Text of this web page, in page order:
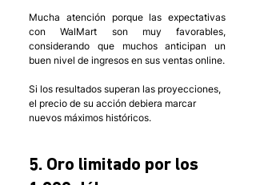
Mucha atención porque las expectativas
con WalMart son muy favorables,
considerando que muchos anticipan un
Si los resultados superan las proyecciones,
el precio de su acción debiera marcar
nuevos máximos históricos.
5. Oro limitado por los